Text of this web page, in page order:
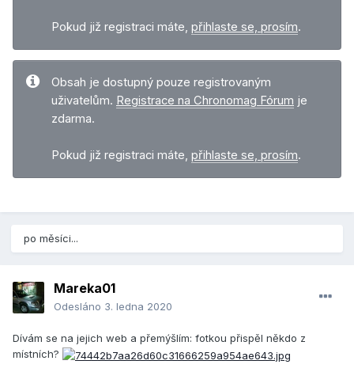
Pokud již registraci máte, přihlaste se, prosím.
Obsah je dostupný pouze registrovaným
uživatelům. Registrace na Chronomag Fórum je
zdarma.
Pokud již registraci máte, přihlaste se, prosím.
po měsíci...
Mareka01
Odesláno 3. ledna 2020
Dívám se na jejich web a přemýšlím: fotkou přispěl někdo z
místních?